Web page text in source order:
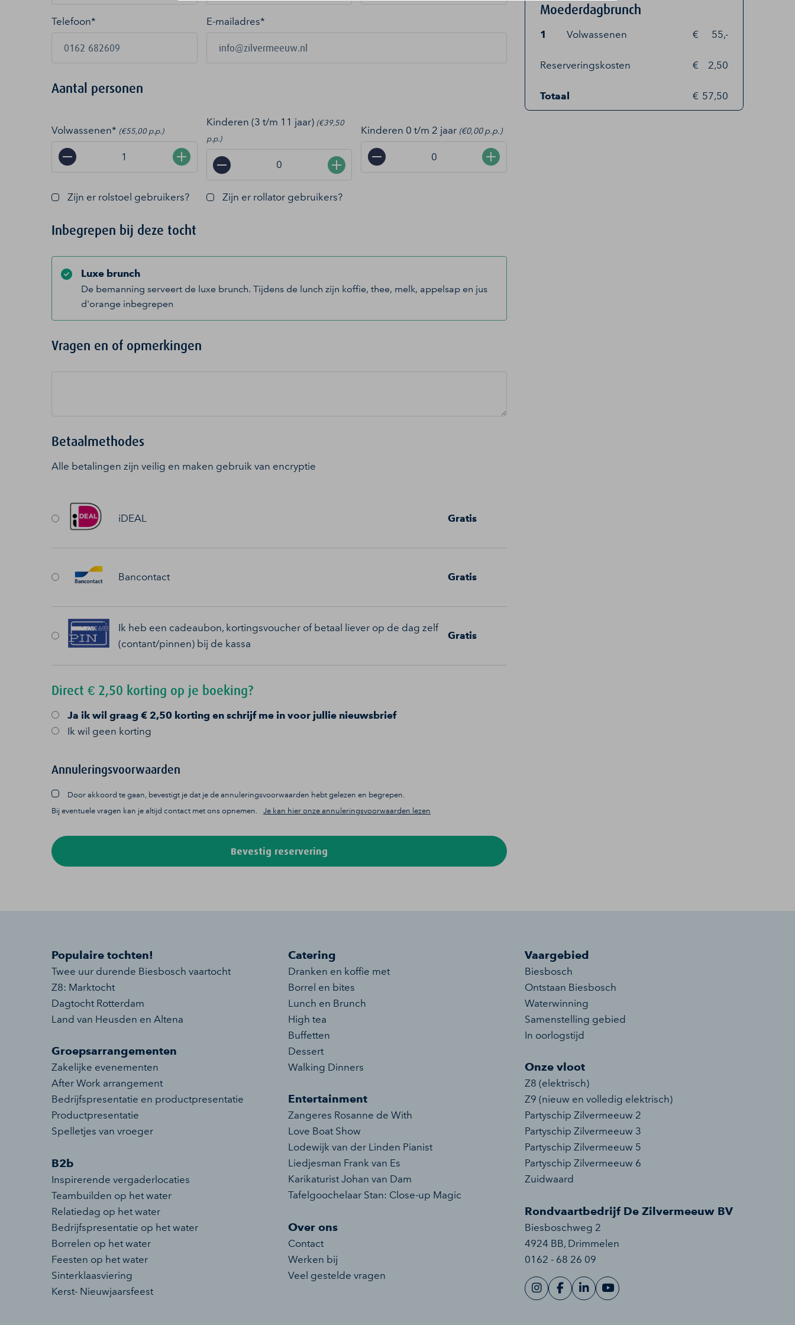
Telefoon* E-mailadres*
Aantal personen
Volwassenen* (€55,00 p.p.)
− +
Kinderen (3 t/m 11 jaar) (€39,50
p.p.)
− +
Kinderen 0 t/m 2 jaar (€0,00 p.p.)
− +
Zijn er rolstoel gebruikers? Zijn er rollator gebruikers?
Inbegrepen bij deze tocht
Luxe brunch
De bemanning serveert de luxe brunch. Tijdens de lunch zijn koffie, thee, melk, appelsap en jus
d'orange inbegrepen
Vragen en of opmerkingen
Moederdagbrunch
1 Volwassenen 55,-
Reserveringskosten 2,50
Totaal 57,50
Betaalmethodes
Alle betalingen zijn veilig en maken gebruik van encryptie
iDEAL Gratis
Bancontact Gratis
Ik heb een cadeaubon, kortingsvoucher of betaal liever op de dag zelf
(contant/pinnen) bij de kassa
Gratis
Direct € 2,50 korting op je boeking?
Ja ik wil graag € 2,50 korting en schrijf me in voor jullie nieuwsbrief
Ik wil geen korting
Annuleringsvoorwaarden
Door akkoord te gaan, bevestigt je dat je de annuleringsvoorwaarden hebt gelezen en begrepen.
Bij eventuele vragen kan je altijd contact met ons opnemen.
Je kan hier onze annuleringsvoorwaarden lezen
Bevestig reservering
Populaire tochten!
Twee uur durende Biesbosch vaartocht
Z8: Marktocht
Dagtocht Rotterdam
Land van Heusden en Altena
Groepsarrangementen
Zakelijke evenementen
After Work arrangement
Bedrijfspresentatie en productpresentatie
Productpresentatie
Spelletjes van vroeger
B2b
Inspirerende vergaderlocaties
Teambuilden op het water
Relatiedag op het water
Bedrijfspresentatie op het water
Borrelen op het water
Feesten op het water
Sinterklaasviering
Kerst- Nieuwjaarsfeest
Catering
Dranken en koffie met
Borrel en bites
Lunch en Brunch
High tea
Buffetten
Dessert
Walking Dinners
Entertainment
Zangeres Rosanne de With
Love Boat Show
Lodewijk van der Linden Pianist
Liedjesman Frank van Es
Karikaturist Johan van Dam
Tafelgoochelaar Stan: Close-up Magic
Over ons
Contact
Werken bij
Veel gestelde vragen
Vaargebied
Biesbosch
Ontstaan Biesbosch
Waterwinning
Samenstelling gebied
In oorlogstijd
Onze vloot
Z8 (elektrisch)
Z9 (nieuw en volledig elektrisch)
Partyschip Zilvermeeuw 2
Partyschip Zilvermeeuw 3
Partyschip Zilvermeeuw 5
Partyschip Zilvermeeuw 6
Zuidwaard
Rondvaartbedrijf De Zilvermeeuw BV
Biesboschweg 2
4924 BB, Drimmelen
0162 - 68 26 09